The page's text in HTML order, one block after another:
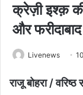
क्रेज़ी इश्क़
और फरीदाबाद
Livenews
राजू बोहरा / वरिष्ठ